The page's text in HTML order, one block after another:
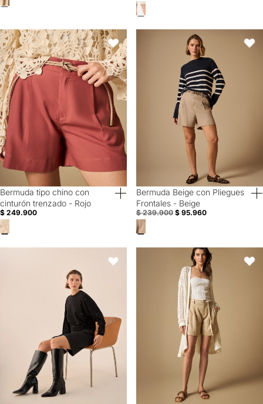
Bermuda tipo chino con cinturón trenzado - Rojo
40% Off
Bermuda tipo chino con
cinturón trenzado - Rojo
$ 249.900
Favoritos
Bermuda Beige con Pliegues
60% Off
Bermuda Beige con Pliegues
Frontales - Beige
$ 239.900 $ 95.960
Favoritos
Bermuda tipo chino de silueta